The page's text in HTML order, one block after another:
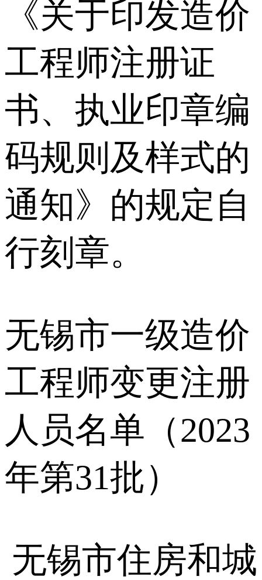
《关于印发造价
工程师注册证
书、执业印章编
码规则及样式的
通知》的规定自
行刻章。
无锡市一级造价
工程师变更注册
人员名单（2023
年第31批）
无锡市住房和城